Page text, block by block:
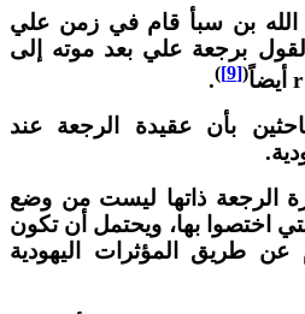
بن سبأ قام في زمن علي
برجعة علي بعد موته إلى
(
[9]
)
.
بأن عقيدة الرجعة عند
الرجعة ذاتها ليست من وضع
اختصوا بها، ويحتمل أن تكون
طريق المؤثرات اليهودية